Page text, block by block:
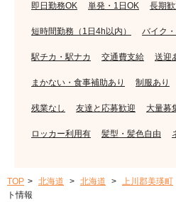
即日勤務OK 単発・1日OK 長期
短時間勤務（1日4h以内） バイク
駅チカ・駅ナカ 交通費支給 送迎
まかない・食事補助あり 制服あり
残業なし 友達と応募歓迎 大量募
ロッカー利用有 髪型・髪色自由
TOP 北海道 北海道 上川郡美瑛町
ト情報